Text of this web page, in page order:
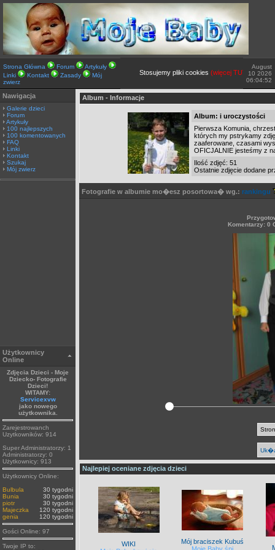
Strona Główna Forum
Artykuły
Linki
Kontakt Zasady
Mój
zwierz
Stosujemy pliki cookies(więcej TUTAJ).Jeżeli
August
10 2026
06:04:52
Nawigacja
Galerie dzieci
Forum
Artykuły
100 najlepszych
100 komentowanych
FAQ
Linki
Kontakt
Szukaj
Mój zwierz
Użytkownicy
Online
Zdjęcia Dzieci - Moje
Dziecko- Fotografie
Dzieci!
WITAMY:
Servicexvw
jako nowego
użytkownika.
Zarejestrowanch
Uzytkowników: 914
Super Administratorzy: 1
Administratorzy: 0
Użytkownicy: 913
Użytkownicy Online:
Bulbula
30 tygodni
Bunia
30 tygodni
piotr
30 tygodni
Majeczka
120 tygodni
genia
120 tygodni
Gości Online: 97
Twoje IP to:
Album - Informacje
Album: i uroczystości
Pierwsza Komunia,
których my pstrykamy
zaaferowane, czasami
OFICJALNIE jesteśmy z
Ilość zdjęć: 51
Ostatnie zdjęcie dodane
Fotografie w albumie mo�esz posortowa� wg.: rankingu
Komentarzy: 0
Najlepiej oceniane zdjęcia dzieci
WIKI
Mój braciszek Kubuś